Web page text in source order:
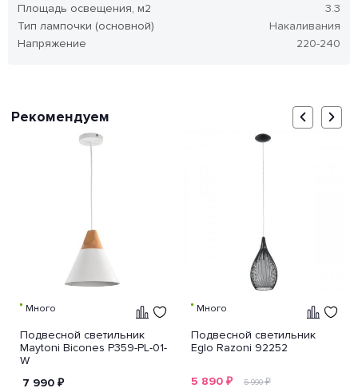
Площадь освещения, м2
3.3
Тип лампочки (основной)
Накаливания
Напряжение
220-240
Рекомендуем
Много
Подвесной светильник
Maytoni Bicones P359-PL-01-
W
7 990 ₽
Много
Подвесной светильник
Eglo Razoni 92252
5 890 ₽ 5 990₽